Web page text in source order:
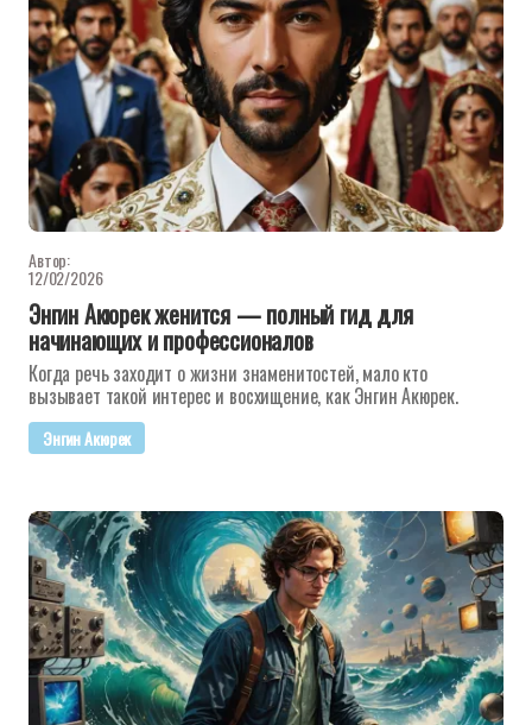
Автор:
12/02/2026
Энгин Акюрек женится — полный гид для
начинающих и профессионалов
Когда речь заходит о жизни знаменитостей, мало кто
вызывает такой интерес и восхищение, как Энгин Акюрек.
Энгин Акюрек